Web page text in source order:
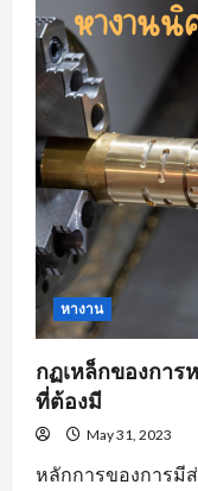
ใน
แบบ
งาน
สวน
อุตสาหก
โรจ
นะ
อยุธยา
หางาน
กฏเหล็กของกา
ที่ต้องมี
May 31, 2023
หลักการของการมี